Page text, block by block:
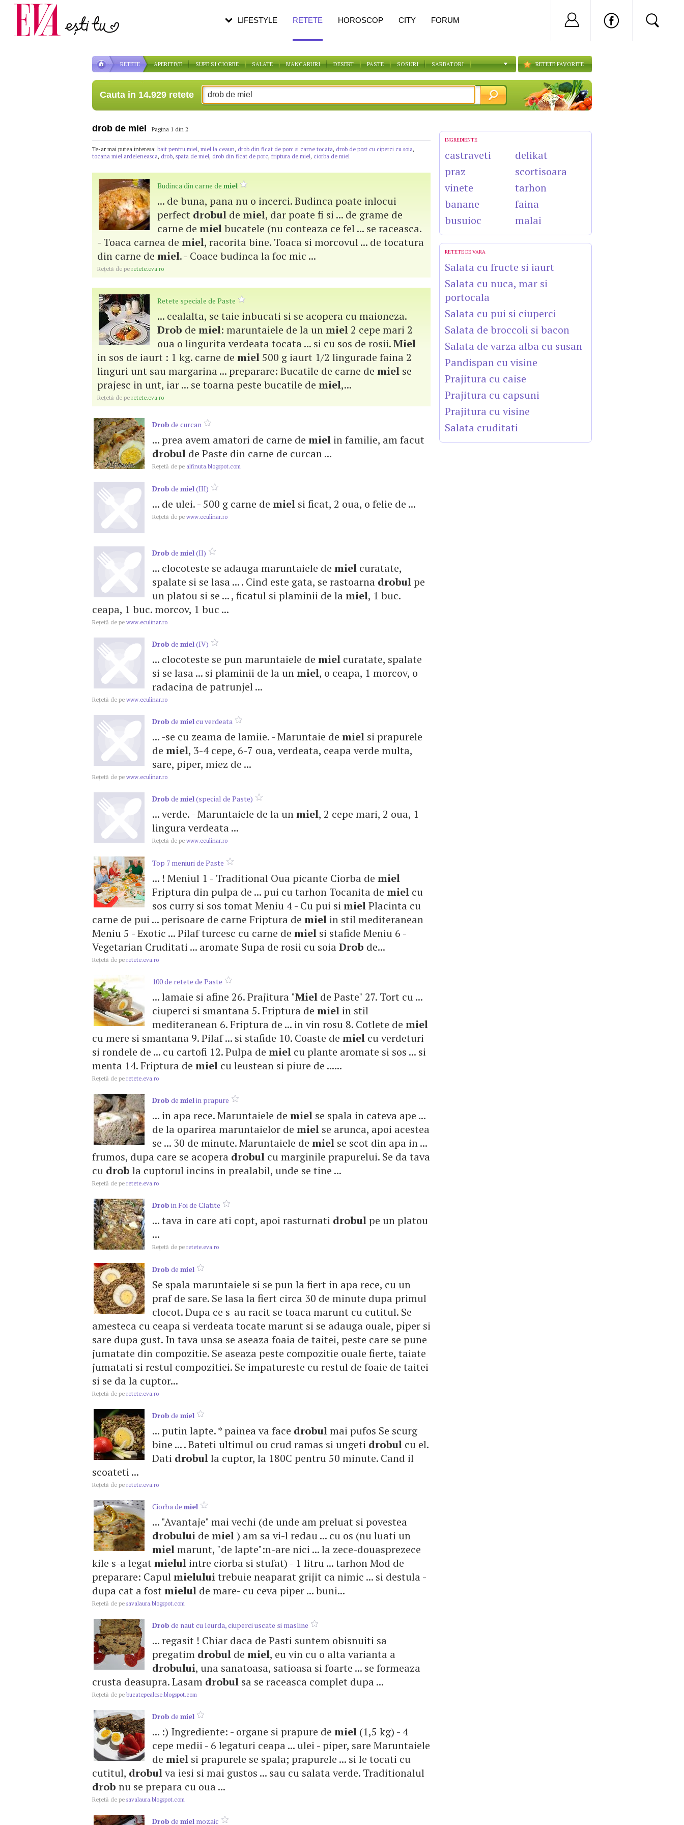
RETETE APERITIVE SUPE SI CIORBE SALATE MANCARURI DESERT PASTE SOSURI SARBATORI RETETE FAVORITE
Cauta in 14.929 retete
drob de miel Pagina 1 din 2
Te-ar mai putea interesa: bait pentru miel, miel la ceaun, drob din ficat de porc si carne tocata, drob de post cu ciperci cu soia,
tocana miel ardeleneasca, drob, spata de miel, drob din ficat de porc, friptura de miel, ciorba de miel
Budinca din carne de miel
... de buna, pana nu o incerci. Budinca poate inlocui
perfect drobul de miel, dar poate fi si ... de grame de
carne de mielbucatele (nu conteaza ce fel ... se raceasca.
- Toaca carnea de miel, racorita bine. Toaca si morcovul ... de tocatura
din carne de miel. - Coace budinca la foc mic ...
Reţetă de pe retete.eva.ro
Retete speciale de Paste
... cealalta, se taie inbucati si se acopera cu maioneza.
Drob de miel: maruntaiele de la unmiel 2 cepe mari 2
oua o lingurita verdeata tocata ... si cu sos de rosii.Miel
in sos de iaurt : 1 kg. carne de miel 500 g iaurt 1/2 lingurade faina 2
linguri unt sau margarina ... preparare: Bucatile de carne de miel se
prajesc in unt, iar ... se toarna peste bucatile de miel,...
Reţetă de pe retete.eva.ro
Drob de curcan
... prea avem amatori de carne de miel in familie, am facut
drobul de Paste din carne de curcan ...
Reţetă de pe alfinuta.blogspot.com
Drob de miel(III)
... de ulei. - 500 g carne de miel si ficat, 2 oua, o felie de ...
Reţetă de pe www.eculinar.ro
Drob de miel(II)
... clocoteste se adauga maruntaiele de miel curatate,
spalate si se lasa ... . Cind este gata, se rastoarna drobulpe
un platou si se ... , ficatul si plaminii de lamiel, 1 buc.
ceapa, 1 buc. morcov, 1 buc ...
Reţetă de pe www.eculinar.ro
Drob de miel(IV)
... clocoteste se pun maruntaiele de miel curatate, spalate
si se lasa ... si plaminii de la unmiel, o ceapa, 1 morcov, o
radacina de patrunjel ...
Reţetă de pe www.eculinar.ro
Drob de mielcu verdeata
... -se cu zeama de lamiie. - Maruntaie de miel si prapurele
de miel, 3-4 cepe, 6-7 oua, verdeata, ceapa verde multa,
sare, piper, miez de ...
Reţetă de pe www.eculinar.ro
Drob de miel(special de Paste)
... verde. - Maruntaiele de la unmiel, 2 cepe mari, 2 oua, 1
lingura verdeata ...
Reţetă de pe www.eculinar.ro
Top 7 meniuri de Paste
... ! Meniul 1 - Traditional Oua picante Ciorba de miel
Friptura din pulpa de ... pui cu tarhon Tocanita de miel cu
sos curry si sos tomat Meniu 4 - Cu pui si mielPlacinta cu
carne de pui ... perisoare de carne Friptura de miel in stil mediteranean
Meniu 5 - Exotic ... Pilaf turcesc cu carne de miel si stafide Meniu 6 -
Vegetarian Cruditati ... aromate Supa de rosii cu soiaDrob de...
Reţetă de pe retete.eva.ro
100 de retete de Paste
... lamaie si afine 26. Prajitura "Miel de Paste" 27. Tort cu ...
ciuperci si smantana 5. Friptura de miel in stil
mediteranean 6. Friptura de ... in vin rosu 8. Cotlete de miel
cu mere si smantana 9. Pilaf ... si stafide 10. Coaste de miel cu verdeturi
si rondele de ... cu cartofi 12. Pulpa de miel cu plante aromate si sos ... si
menta 14. Friptura de miel cu leustean si piure de ......
Reţetă de pe retete.eva.ro
Drob de mielin prapure
... in apa rece. Maruntaiele de miel se spala in cateva ape ...
de la oparirea maruntaielor de miel se arunca, apoi acestea
se ... 30 de minute. Maruntaiele de miel se scot din apa in ...
frumos, dupa care se acopera drobul cu marginile prapurelui. Se da tava
cu drob la cuptorul incins in prealabil, unde se tine ...
Reţetă de pe retete.eva.ro
Drob in Foi de Clatite
... tava in care ati copt, apoi rasturnati drobulpe un platou
...
Reţetă de pe retete.eva.ro
Drob de miel
Se spala maruntaiele si se pun la fiert in apa rece, cu un
praf de sare. Se lasa la fiert circa 30 de minute dupa primul
clocot. Dupa ce s-au racit se toaca marunt cu cutitul. Se
amesteca cu ceapa si verdeata tocate marunt si se adauga ouale, piper si
sare dupa gust. In tava unsa se aseaza foaia de taitei, peste care se pune
jumatate din compozitie. Se aseaza peste compozitie ouale fierte, taiate
jumatati si restul compozitiei. Se impatureste cu restul de foaie de taitei
si se da la cuptor...
Reţetă de pe retete.eva.ro
Drob de miel
... putin lapte. * painea va face drobulmai pufos Se scurg
bine ... . Bateti ultimul ou crud ramas si ungeti drobul cu el.
Dati drobulla cuptor, la 180C pentru 50 minute. Cand il
scoateti ...
Reţetă de pe retete.eva.ro
Ciorba de miel
... "Avantaje" mai vechi (de unde am preluat si povestea
drobului de miel) am sa vi-l redau ... cu os (nu luati un
mielmarunt, "de lapte":n-are nici ... la zece-douasprezece
kile s-a legatmielul intre ciorba si stufat) - 1 litru ... tarhon Mod de
preparare: Capulmieluluitrebuie neaparat grijit ca nimic ... si destula -
dupa cat a fostmielul de mare- cu ceva piper ... buni...
Reţetă de pe savalaura.blogspot.com
Drob de naut cu leurda, ciuperci uscate si masline
... regasit ! Chiar daca de Pasti suntem obisnuiti sa
pregatim drobul de miel, eu vin cu o alta varianta a
drobului, una sanatoasa, satioasa si foarte ... se formeaza
crusta deasupra. Lasam drobul sa se raceasca complet dupa ...
Reţetă de pe bucatepealese.blogspot.com
Drob de miel
... :) Ingrediente: - organe si prapure de miel (1,5 kg) - 4
cepe medii - 6 legaturi ceapa ... ulei - piper, sare Maruntaiele
de miel si prapurele se spala; prapurele ... si le tocati cu
cutitul, drobulva iesi si mai gustos ... sau cu salata verde. Traditionalul
drob nu se prepara cu oua ...
Reţetă de pe savalaura.blogspot.com
Drob de miel mozaic
INGREDIENTE
castraveti
praz
vinete
banane
busuioc
delikat
scortisoara
tarhon
faina
malai
RETETE DE VARA
Salata cu fructe si iaurt
Salata cu nuca, mar si
portocala
Salata cu pui si ciuperci
Salata de broccoli si bacon
Salata de varza alba cu susan
Pandispan cu visine
Prajitura cu caise
Prajitura cu capsuni
Prajitura cu visine
Salata cruditati
LIFESTYLE RETETE HOROSCOP CITY FORUM Nu ai cont?
Carieră
Actualitate